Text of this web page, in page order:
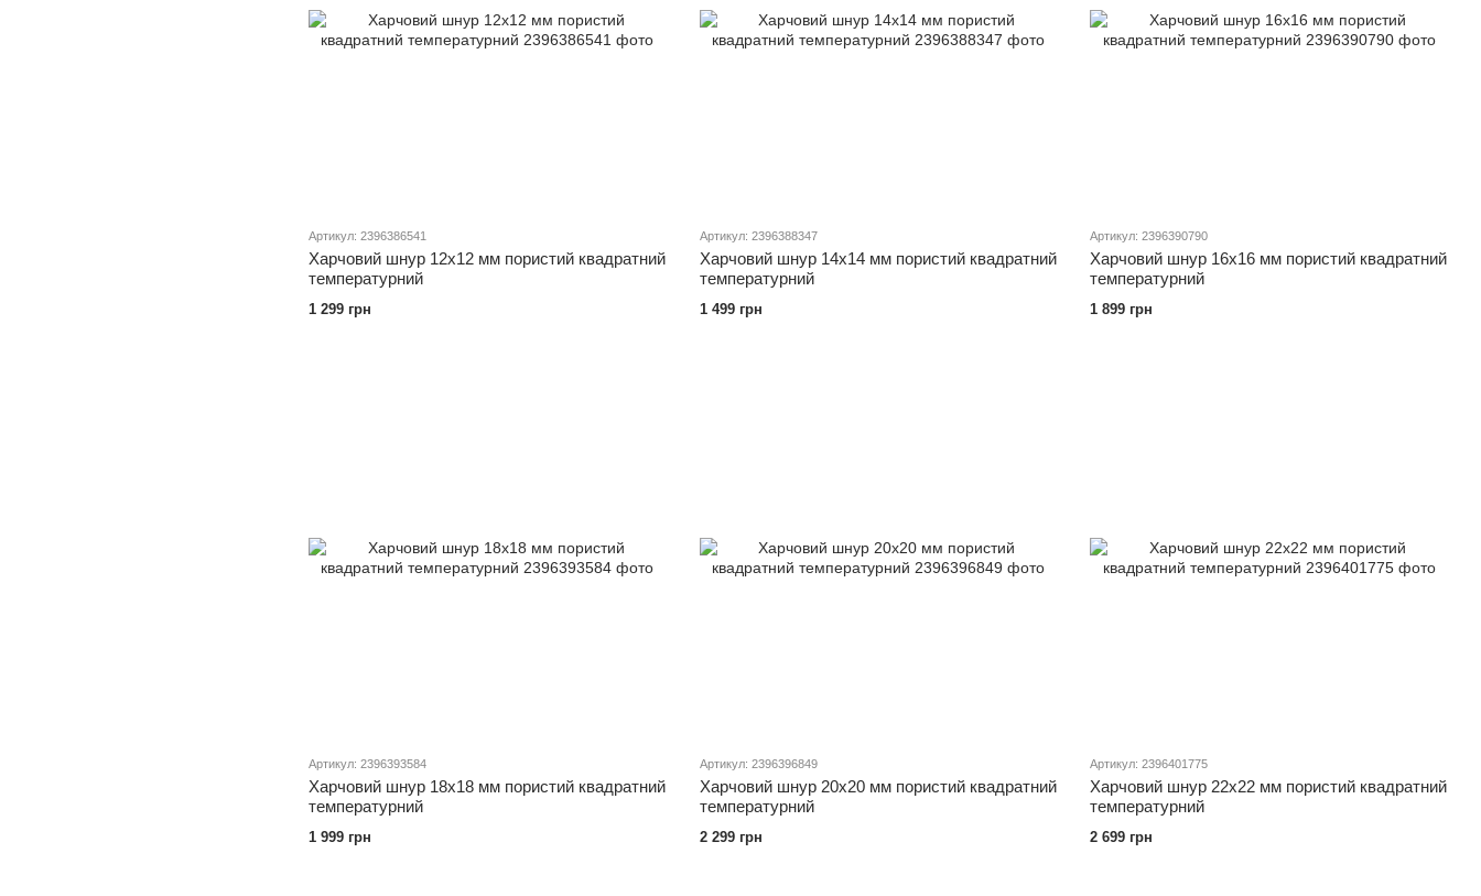
Артикул: 2396386541
Харчовий шнур 12х12 мм пористий квадратний
температурний
1 299 грн
Артикул: 2396388347
Харчовий шнур 14х14 мм пористий квадратний
температурний
1 499 грн
Артикул: 2396390790
Харчовий шнур 16х16 мм пористий квадратний
температурний
1 899 грн
Артикул: 2396393584
Харчовий шнур 18х18 мм пористий квадратний
температурний
1 999 грн
Артикул: 2396396849
Харчовий шнур 20х20 мм пористий квадратний
температурний
2 299 грн
Артикул: 2396401775
Харчовий шнур 22х22 мм пористий квадратний
температурний
2 699 грн